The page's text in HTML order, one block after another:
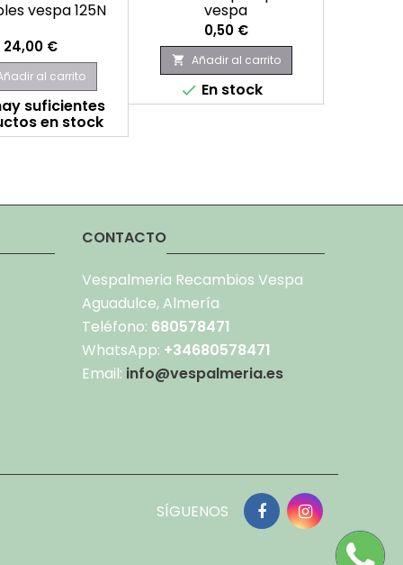
vespa 125N
Precio
24,00 €
al carrito
suficientes
en stock
vespa
Precio
0,50 €
 Añadir al carrito
 En stock
CONTACTO
Vespalmeria Recambios Vespa
Aguadulce, Almería
Teléfono: 680578471
WhatsApp: +34680578471
Email: info@vespalmeria.es
SÍGUENOS